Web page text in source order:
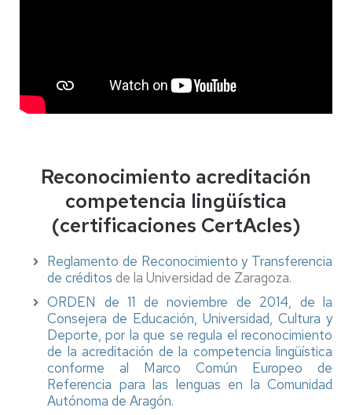
Reconocimiento acreditación
competencia lingüística
(certificaciones CertAcles)
Reglamento de Reconocimiento y Transferencia
de créditos de la Universidad de Zaragoza.
ORDEN de 11 de noviembre de 2014, de la
Consejera de Educación, Universidad, Cultura y
Deporte, por la que se regula el reconocimiento
de la acreditación de la competencia lingüística
conforme al Marco Común Europeo de
Referencia para las lenguas en la Comunidad
Autónoma de Aragón.